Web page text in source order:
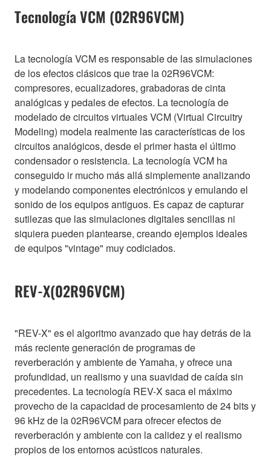
Tecnología VCM (02R96VCM)
La tecnología VCM es responsable de las simulaciones
de los efectos clásicos que trae la 02R96VCM:
compresores, ecualizadores, grabadoras de cinta
analógicas y pedales de efectos. La tecnología de
modelado de circuitos virtuales VCM (Virtual Circuitry
Modeling) modela realmente las características de los
circuitos analógicos, desde el primer hasta el último
condensador o resistencia. La tecnología VCM ha
conseguido ir mucho más allá simplemente analizando
y modelando componentes electrónicos y emulando el
sonido de los equipos antiguos. Es capaz de capturar
sutilezas que las simulaciones digitales sencillas ni
siquiera pueden plantearse, creando ejemplos ideales
de equipos "vintage" muy codiciados.
REV-X(02R96VCM)
"REV-X" es el algoritmo avanzado que hay detrás de la
más reciente generación de programas de
reverberación y ambiente de Yamaha, y ofrece una
profundidad, un realismo y una suavidad de caída sin
precedentes. La tecnología REV-X saca el máximo
provecho de la capacidad de procesamiento de 24 bits y
96 kHz de la 02R96VCM para ofrecer efectos de
reverberación y ambiente con la calidez y el realismo
propios de los entornos acústicos naturales.